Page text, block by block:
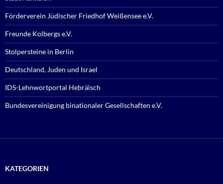
Förderverein Jüdischer Friedhof Weißensee e.V.
Freunde Kolbergs e.V.
Stolpersteine in Berlin
Deutschland, Juden und Israel
IDS-Lehnwortportal Hebräisch
Bundesvereinigung binationaler Gesellschaften e.V.
KATEGORIEN